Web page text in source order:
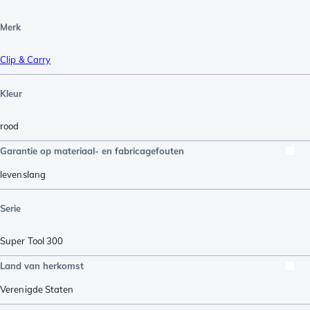
Merk
Clip & Carry
Kleur
rood
Garantie op materiaal- en fabricagefouten
levenslang
Serie
Super Tool 300
Land van herkomst
Verenigde Staten